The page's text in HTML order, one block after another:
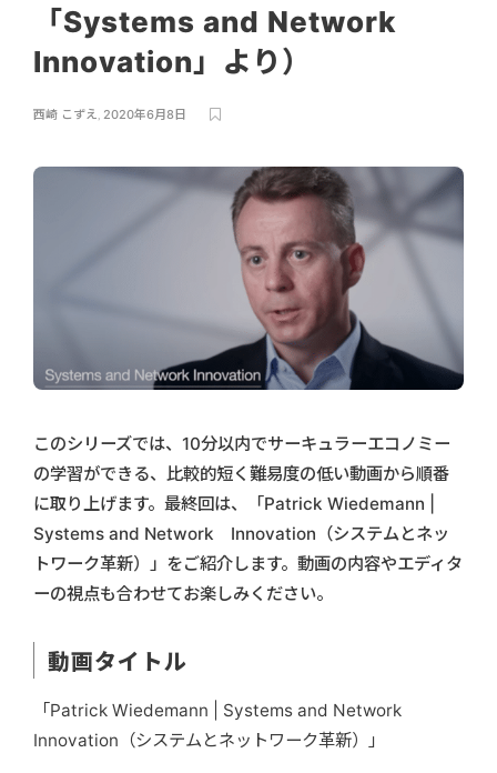
「Systems and Network
Innovation」より）
西崎 こずえ, 2020年6月8日
このシリーズでは、10分以内でサーキュラーエコノミー
の学習ができる、比較的短く難易度の低い動画から順番
に取り上げます。最終回は、「Patrick Wiedemann |
Systems and Network Innovation（システムとネッ
トワーク革新）」をご紹介します。動画の内容やエディタ
ーの視点も合わせてお楽しみください。
動画タイトル
「Patrick Wiedemann | Systems and Network
Innovation（システムとネットワーク革新）」